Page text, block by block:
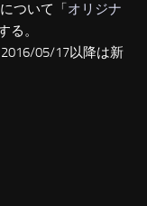
ついて「オリジナ
る。
05/17以降は新